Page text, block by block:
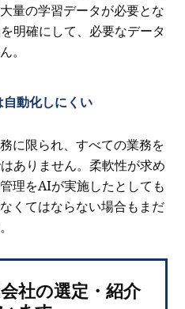
量の学習データが必要とな
明確にして、必要なデータ
。
動化しにくい
に限られ、すべての業務を
ありません。柔軟性が求め
理をAIが実施したとしても
くてはならない場合もまだ
社の選定・紹介